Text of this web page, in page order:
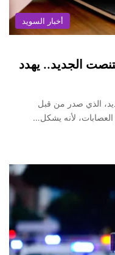
أخبار السويد
الجديد.. يهدد
الذي صدر من قبل
لأنه يشكل…